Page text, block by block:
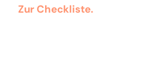
Zur Checkliste.